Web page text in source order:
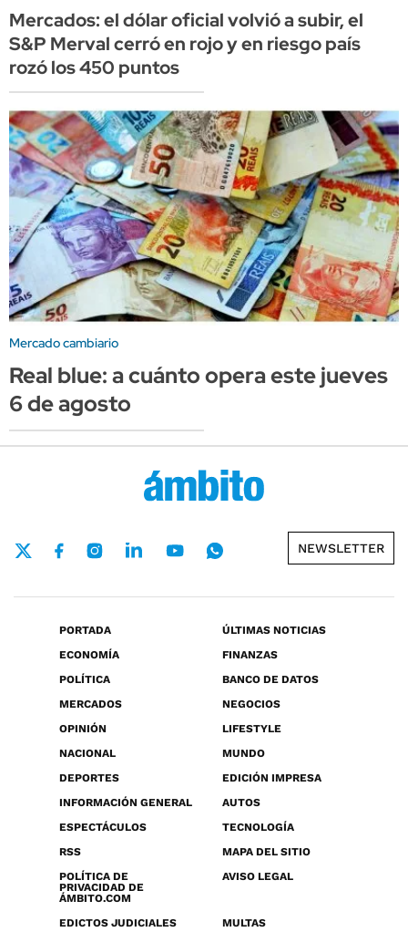
Mercados: el dólar oficial volvió a subir, el
S&P Merval cerró en rojo y en riesgo país
rozó los 450 puntos
Mercado cambiario
Real blue: a cuánto opera este jueves
6 de agosto
NEWSLETTER
PORTADA
ÚLTIMAS NOTICIAS
ECONOMÍA
FINANZAS
POLÍTICA
BANCO DE DATOS
MERCADOS
NEGOCIOS
OPINIÓN
LIFESTYLE
NACIONAL
MUNDO
DEPORTES
EDICIÓN IMPRESA
INFORMACIÓN GENERAL
AUTOS
ESPECTÁCULOS
TECNOLOGÍA
RSS
MAPA DEL SITIO
POLÍTICA DE
PRIVACIDAD DE
ÁMBITO.COM
AVISO LEGAL
EDICTOS JUDICIALES MULTAS